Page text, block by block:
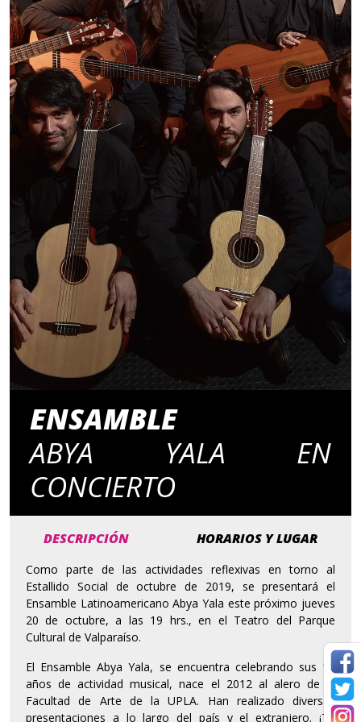
ENSAMBLE
ABYA YALA EN
CONCIERTO
DESCRIPCIÓN HORARIOS Y LUGAR
Como parte de las actividades reflexivas en torno al
Estallido Social de octubre de 2019, se presentará el
Ensamble Latinoamericano Abya Yala este próximo jueves
20 de octubre, a las 19 hrs., en el Teatro del Parque
Cultural de Valparaíso.
El Ensamble Abya Yala, se encuentra celebrando sus 10
años de actividad musical, nace el 2012 al alero de la
Facultad de Arte de la UPLA. Han realizado diversas
presentaciones a lo largo del país y el extranjero. ¡Te